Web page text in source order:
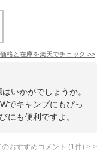
価格と在庫を楽天でチェック >>
いかがでしょうか。
でキャンプにもぴっ
にも便利ですよ。
のおすすめコメント (1 件) >